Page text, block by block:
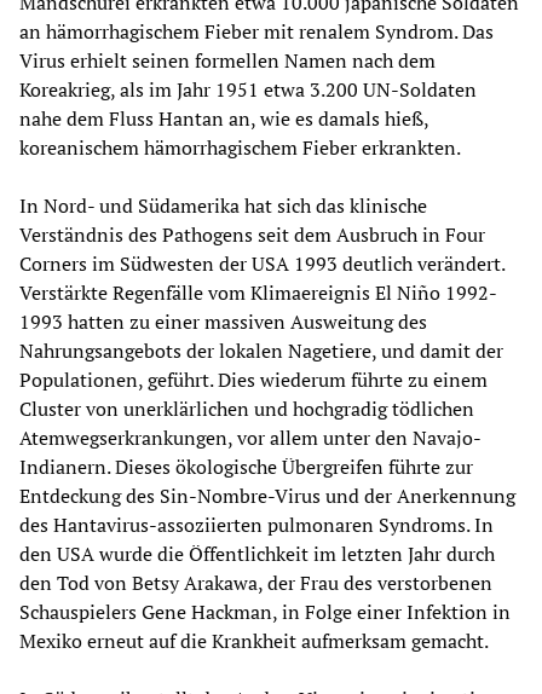
an hämorrhagischem Fieber mit renalem Syndrom. Das
Virus erhielt seinen formellen Namen nach dem
Koreakrieg, als im Jahr 1951 etwa 3.200 UN-Soldaten
nahe dem Fluss Hantan an, wie es damals hieß,
koreanischem hämorrhagischem Fieber erkrankten.
In Nord- und Südamerika hat sich das klinische
Verständnis des Pathogens seit dem Ausbruch in Four
Corners im Südwesten der USA 1993 deutlich verändert.
Verstärkte Regenfälle vom Klimaereignis El Niño 1992-
1993 hatten zu einer massiven Ausweitung des
Nahrungsangebots der lokalen Nagetiere, und damit der
Populationen, geführt. Dies wiederum führte zu einem
Cluster von unerklärlichen und hochgradig tödlichen
Atemwegserkrankungen, vor allem unter den Navajo-
Indianern. Dieses ökologische Übergreifen führte zur
Entdeckung des Sin-Nombre-Virus und der Anerkennung
des Hantavirus-assoziierten pulmonaren Syndroms. In
den USA wurde die Öffentlichkeit im letzten Jahr durch
den Tod von Betsy Arakawa, der Frau des verstorbenen
Schauspielers Gene Hackman, in Folge einer Infektion in
Mexiko erneut auf die Krankheit aufmerksam gemacht.